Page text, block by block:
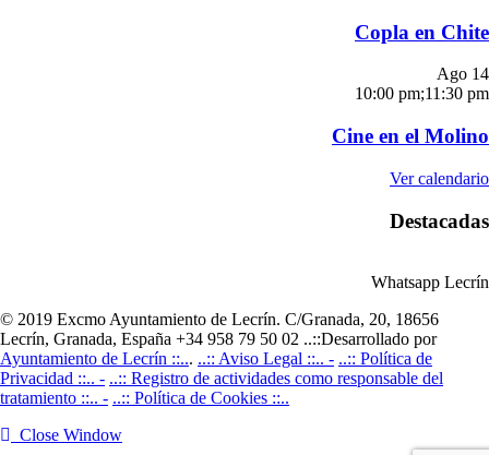
Copla en Chite
Ago 14
10:00 pm;11:30 pm
Cine en el Molino
Ver calendario
Destacadas
Whatsapp Lecrín
© 2019 Excmo Ayuntamiento de Lecrín. C/Granada, 20, 18656
Lecrín, Granada, España +34 958 79 50 02 ..::Desarrollado por
Ayuntamiento de Lecrín ::... ..:: Aviso Legal ::.. - ..:: Política de
Privacidad ::.. - ..:: Registro de actividades como responsable del
tratamiento ::.. - ..:: Política de Cookies ::..
Close Window